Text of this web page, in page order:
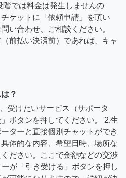
階では料金は発生しませんの
ケットに「依頼申請」を頂い
い合わせ、ご相談ください。
前払い決済前）であれば、キャ
？
受けたいサービス（サポータ
ボタンを押してください。 2.生
ターと直接個別チャットができ
体的な内容、希望日時、場所な
ださい。ここで金額などの交渉
が「引き受ける」ボタンを押し